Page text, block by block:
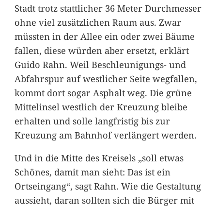
Stadt trotz stattlicher 36 Meter Durchmesser
ohne viel zusätzlichen Raum aus. Zwar
müssten in der Allee ein oder zwei Bäume
fallen, diese würden aber ersetzt, erklärt
Guido Rahn. Weil Beschleunigungs- und
Abfahrspur auf westlicher Seite wegfallen,
kommt dort sogar Asphalt weg. Die grüne
Mittelinsel westlich der Kreuzung bleibe
erhalten und solle langfristig bis zur
Kreuzung am Bahnhof verlängert werden.
Und in die Mitte des Kreisels „soll etwas
Schönes, damit man sieht: Das ist ein
Ortseingang“, sagt Rahn. Wie die Gestaltung
aussieht, daran sollten sich die Bürger mit